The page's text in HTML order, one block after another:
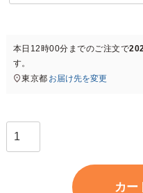
本日 12時00分 までのご注文で
す。
東京都 お届け先を変更
カー